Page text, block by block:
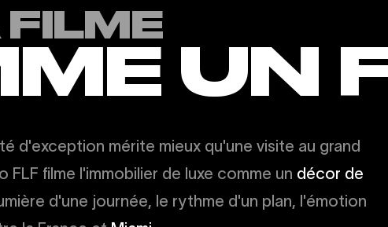
UN
d'exception mérite mieux qu'une visite au grand
FLF filme l'immobilier de luxe comme un décor de
d'une journée, le rythme d'un plan, l'émotion